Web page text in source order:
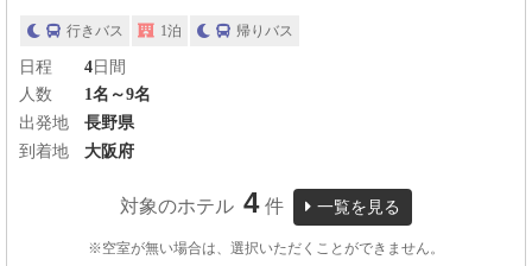
行きバス 1泊 帰りバス
日程 4日間
人数
1名～9名
出発地
長野県
到着地
大阪府
対象のホテル 4 件 一覧を見る
※空室が無い場合は、選択いただくことができません。